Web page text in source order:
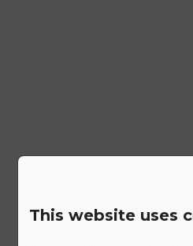
This website uses